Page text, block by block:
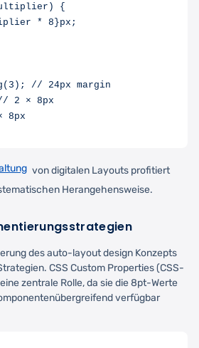
{
* 8}px;
// 24px margin
2 × 8px
8px
von digitalen Layouts profitiert
Herangehensweise.
des auto-layout design Konzepts
CSS Custom Properties (CSS-
zentrale Rolle, da sie die 8pt-Werte
verfügbar